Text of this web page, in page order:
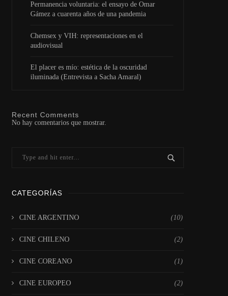
Permanencia voluntaria: el ensayo de Omar
Gámez a cuarenta años de una pandemia
Chemsex y VIH: representaciones en el
audiovisual
El placer es mío: estética de la oscuridad
iluminada (Entrevista a Sacha Amaral)
Recent Comments
No hay comentarios que mostrar.
CATEGORÍAS
CINE ARGENTINO (10)
CINE CHILENO (2)
CINE COREANO (1)
CINE EUROPEO (2)